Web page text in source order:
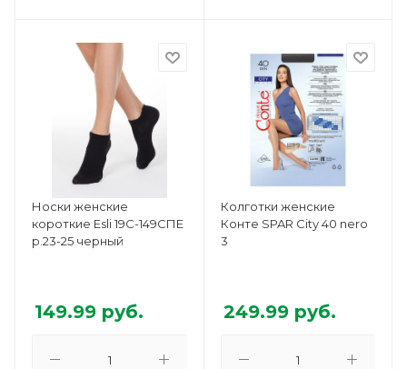
Носки женские
короткие Esli 19С-149СПЕ
р.23-25 черный
149.99 руб.
Колготки женские
Конте SPAR City 40 nero
3
249.99руб.